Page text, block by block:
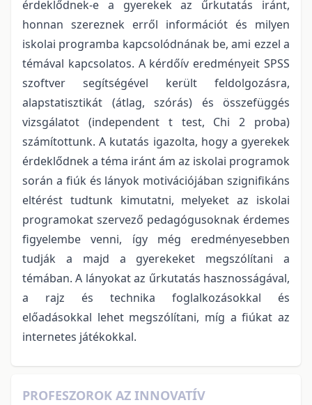
érdeklődnek-e a gyerekek az űrkutatás iránt,
honnan szereznek erről információt és milyen
iskolai programba kapcsolódnának be, ami ezzel a
témával kapcsolatos. A kérdőív eredményeit SPSS
szoftver segítségével került feldolgozásra,
alapstatisztikát (átlag, szórás) és összefüggés
vizsgálatot (independent t test, Chi 2 proba)
számítottunk. A kutatás igazolta, hogy a gyerekek
érdeklődnek a téma iránt ám az iskolai programok
során a fiúk és lányok motivációjában szignifikáns
eltérést tudtunk kimutatni, melyeket az iskolai
programokat szervező pedagógusoknak érdemes
figyelembe venni, így még eredményesebben
tudják a majd a gyerekeket megszólítani a
témában. A lányokat az űrkutatás hasznosságával,
a rajz és technika foglalkozásokkal és
előadásokkal lehet megszólítani, míg a fiúkat az
internetes játékokkal.
PROFESZOROK AZ INNOVATÍV